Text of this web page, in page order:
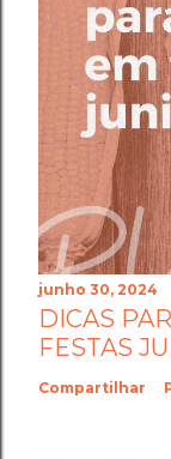
junho 30, 2024
DICAS
FESTAS
Compartilhar